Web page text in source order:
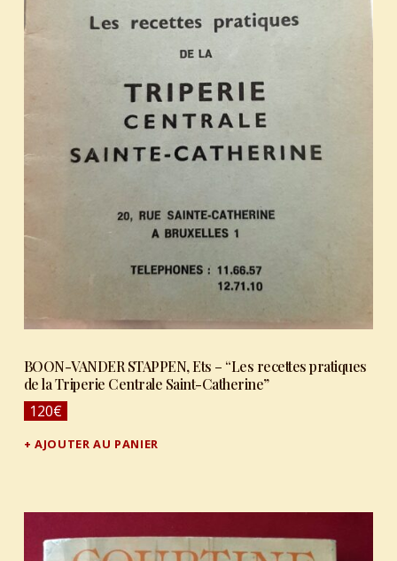
BOON-VANDER STAPPEN, Ets – “Les recettes pratiques
de la Triperie Centrale Saint-Catherine”
120€
AJOUTER AU PANIER